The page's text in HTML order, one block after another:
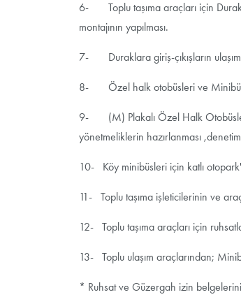
6- Toplu taşıma araçları için
montajının yapılması.
7- Duraklara giriş-çıkışların
8- Özel halk otobüsleri ve
9- (M) Plakalı Özel Halk Otobüsleri
yönetmeliklerin hazırlanması
10- Köy minibüsleri için katlı
11- Toplu taşıma işleticilerinin ve
12- Toplu taşıma araçları için
13- Toplu ulaşım araçlarından;
* Ruhsat ve Güzergah izin